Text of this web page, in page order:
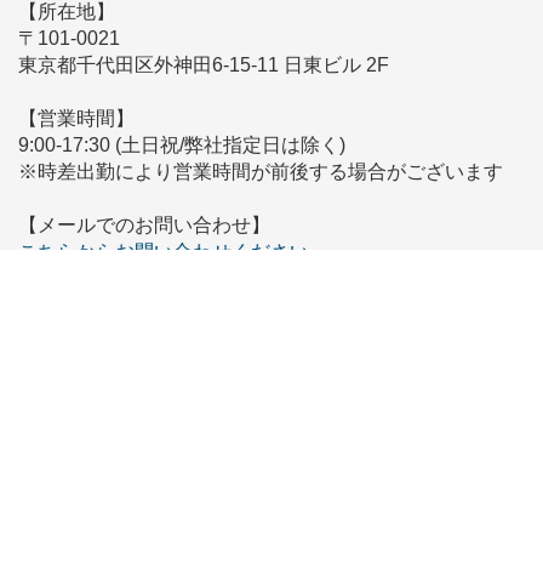
【所在地】
〒101-0021
東京都千代田区外神田6-15-11 日東ビル 2F
【営業時間】
9:00-17:30 (土日祝/弊社指定日は除く)
※時差出勤により営業時間が前後する場合がございます
【メールでのお問い合わせ】
こちらからお問い合わせください